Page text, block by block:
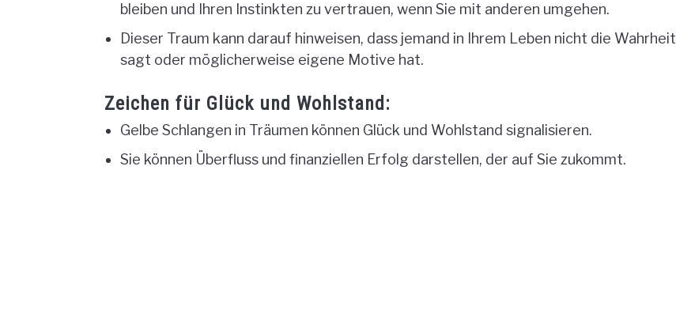
bleiben und Ihren Instinkten zu vertrauen, wenn Sie mit anderen umgehen.
Dieser Traum kann darauf hinweisen, dass jemand in Ihrem Leben nicht die Wahrheit
sagt oder möglicherweise eigene Motive hat.
Zeichen für Glück und Wohlstand:
Gelbe Schlangen in Träumen können Glück und Wohlstand signalisieren.
Sie können Überfluss und finanziellen Erfolg darstellen, der auf Sie zukommt.